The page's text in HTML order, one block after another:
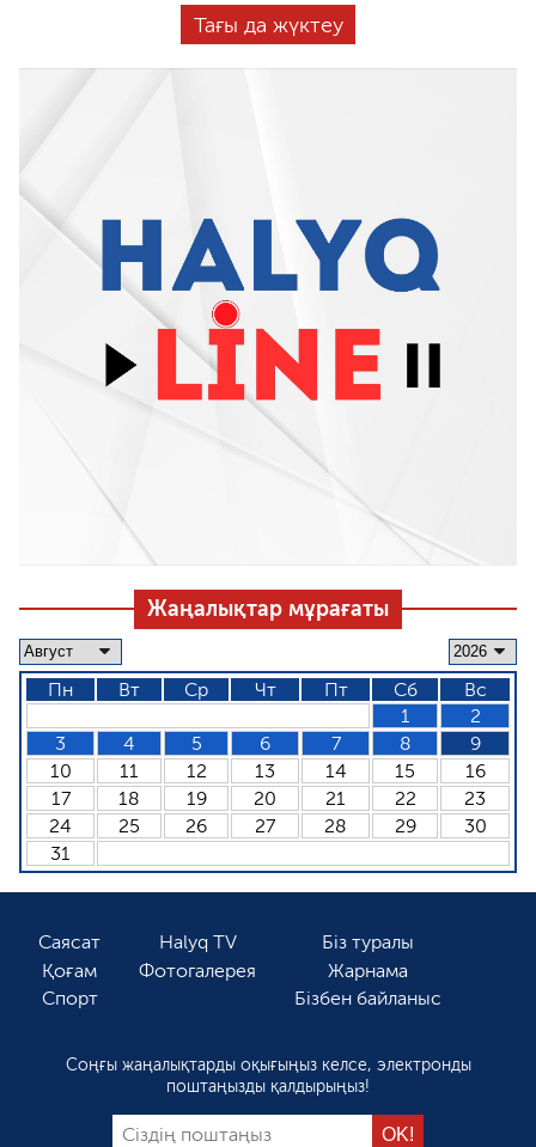
Тағы да жүктеу
Жаңалықтар мұрағаты
Пн Вт Ср Чт Пт Сб
Вс
1
2
3
4 5 6 7 8
9
10
11 12 13 14 15
16
17
18 19 20 21 22
23
24
25 26 27 28 29
30
31
Саясат
Қоғам
Спорт
Halyq TV
Фотогалерея
Біз туралы
Жарнама
Бізбен байланыс
Соңғы жаңалықтарды оқығыңыз келсе, электронды
поштаңызды қалдырыңыз!